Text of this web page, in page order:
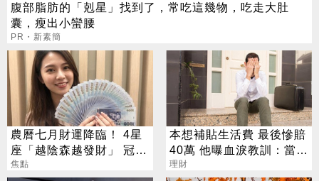
腹部脂肪的「剋星」找到了，常吃這幾物，吃走大肚
囊，瘦出小蠻腰
PR・新素簡
農曆七月財運降臨！ 4星
座「越陰森越發財」 冠軍
賺到翻
焦點
本想補貼生活費 最後慘賠
40萬 他曝血淚教訓：當沖
是毒藥
理財